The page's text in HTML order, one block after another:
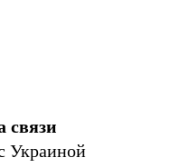
связи
Украиной